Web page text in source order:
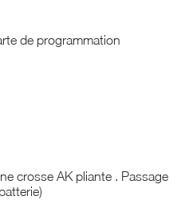
de programmation
crosse AK pliante . Passage